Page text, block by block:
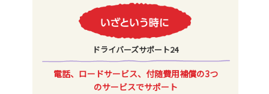
ドライバーズサポート24
電話、ロードサービス、付随費用補償の3つ
のサービスでサポート